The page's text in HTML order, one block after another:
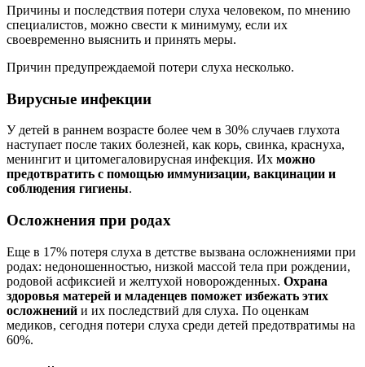
Причины и последствия потери слуха человеком, по мнению
специалистов, можно свести к минимуму, если их
своевременно выяснить и принять меры.
Причин предупреждаемой потери слуха несколько.
Вирусные инфекции
У детей в раннем возрасте более чем в 30% случаев глухота
наступает после таких болезней, как корь, свинка, краснуха,
менингит и цитомегаловирусная инфекция. Их можно
предотвратить с помощью иммунизации, вакцинации и
соблюдения гигиены.
Осложнения при родах
Еще в 17% потеря слуха в детстве вызвана осложнениями при
родах: недоношенностью, низкой массой тела при рождении,
родовой асфиксией и желтухой новорожденных. Охрана
здоровья матерей и младенцев поможет избежать этих
осложнений и их последствий для слуха. По оценкам
медиков, сегодня потери слуха среди детей предотвратимы на
60%.